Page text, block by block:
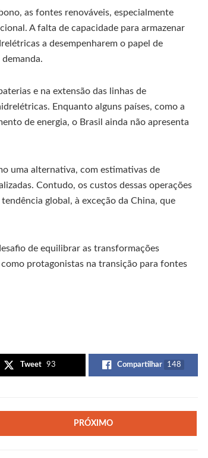
as fontes renováveis, especialmente
A falta de capacidade para armazenar
a desempenharem o papel de
e na extensão das linhas de
Enquanto alguns países, como a
de energia, o Brasil ainda não apresenta
uma alternativa, com estimativas de
Contudo, os custos dessas operações
global, à exceção da China, que
de equilibrar as transformações
protagonistas na transição para fontes
Tweet 93 Compartilhar 148
PRÓXIMO